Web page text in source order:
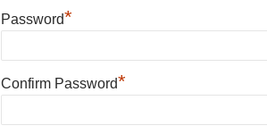
Password*
Confirm Password*